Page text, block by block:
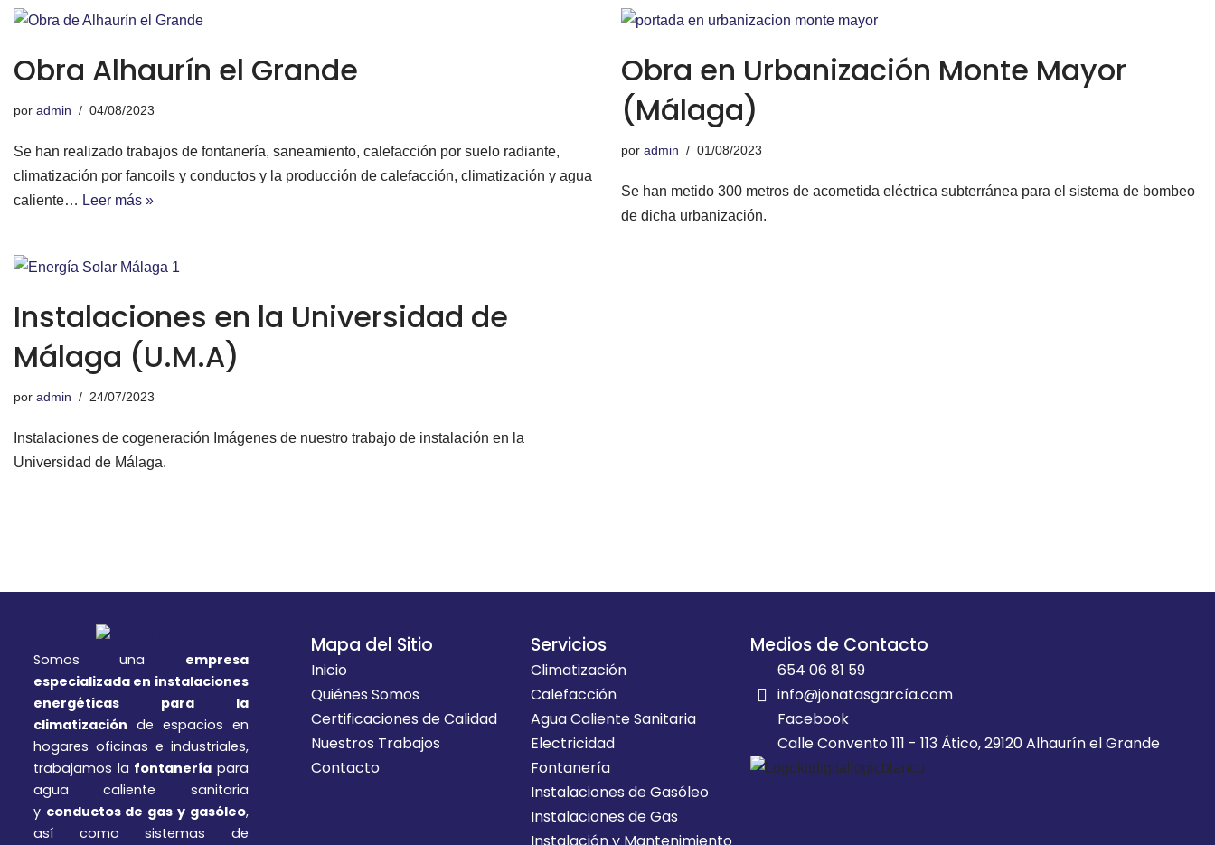
Obra Alhaurín el Grande
por admin 04/08/2023
Se han realizado trabajos de fontanería, saneamiento, calefacción por suelo radiante,
climatización por fancoils y conductos y la producción de calefacción, climatización y agua
caliente… Leer más »
Obra en Urbanización Monte Mayor
(Málaga)
por admin 01/08/2023
Se han metido 300 metros de acometida eléctrica subterránea para el sistema de bombeo
de dicha urbanización.
Instalaciones en la Universidad de
Málaga (U.M.A)
por admin 24/07/2023
Instalaciones de cogeneración Imágenes de nuestro trabajo de instalación en la
Universidad de Málaga.
Somos una empresa
especializada en instalaciones
energéticas para la
climatización de espacios en
hogares oficinas e industriales,
trabajamos la fontanería para
agua caliente sanitaria
y conductos de gas y gasóleo,
así como sistemas de
Mapa del Sitio
Inicio
Quiénes Somos
Certificaciones de Calidad
Nuestros Trabajos
Contacto
Servicios
Climatización
Calefacción
Agua Caliente Sanitaria
Electricidad
Fontanería
Instalaciones de Gasóleo
Instalaciones de Gas
Medios de Contacto
654 06 81 59
info@jonatasgarcía.com
Facebook
Calle Convento 111 - 113 Ático, 29120 Alhaurín el Grande